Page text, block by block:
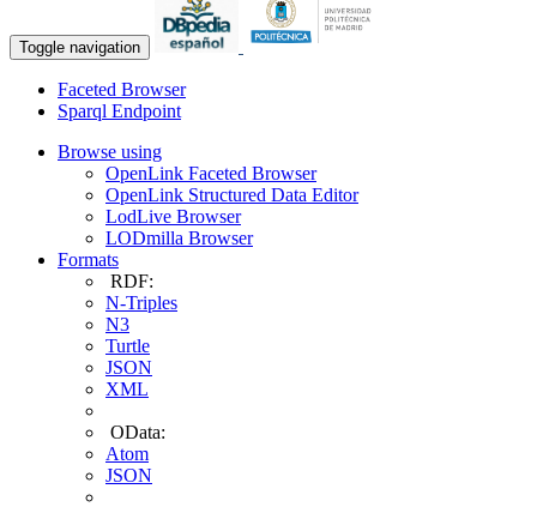
Toggle navigation
Faceted Browser
Sparql Endpoint
Browse using
OpenLink Faceted Browser
OpenLink Structured Data Editor
LodLive Browser
LODmilla Browser
Formats
RDF:
N-Triples
N3
Turtle
JSON
XML
OData:
Atom
JSON